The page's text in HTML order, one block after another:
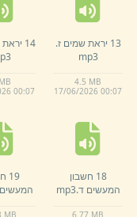
13 יראת שמים ז.
mp3
4.5 MB
17/06/2026 00:07
14 יראת שמים ח.
00:07
18 חשבון
המעשים ד.mp3
6. 77 MB
MB